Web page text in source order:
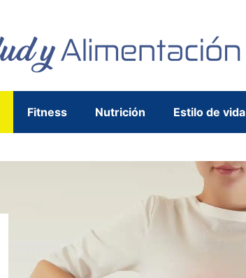
Fitness Nutrición Estilo de vida